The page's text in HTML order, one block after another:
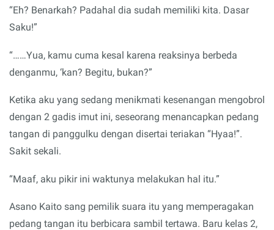
“Eh? Benarkah? Padahal dia sudah memiliki kita. Dasar
Saku!”
“……Yua, kamu cuma kesal karena reaksinya berbeda
denganmu, ‘kan? Begitu, bukan?”
Ketika aku yang sedang menikmati kesenangan mengobrol
dengan 2 gadis imut ini, seseorang menancapkan pedang
tangan di panggulku dengan disertai teriakan “Hyaa!”.
Sakit sekali.
“Maaf, aku pikir ini waktunya melakukan hal itu.”
Asano Kaito sang pemilik suara itu yang memperagakan
pedang tangan itu berbicara sambil tertawa. Baru kelas 2,